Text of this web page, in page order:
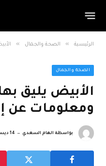
الرئيسية » الصحة والجمال » الأبيض يليق
الصحة والجمال
ومعلومات عن
بواسطة الهام السعدي 14 ديسمبر، 2025